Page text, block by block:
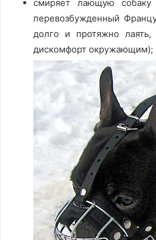
смиряет лающую собаку
перевозбужденный
долго и протяжно
дискомфорт окружающим);